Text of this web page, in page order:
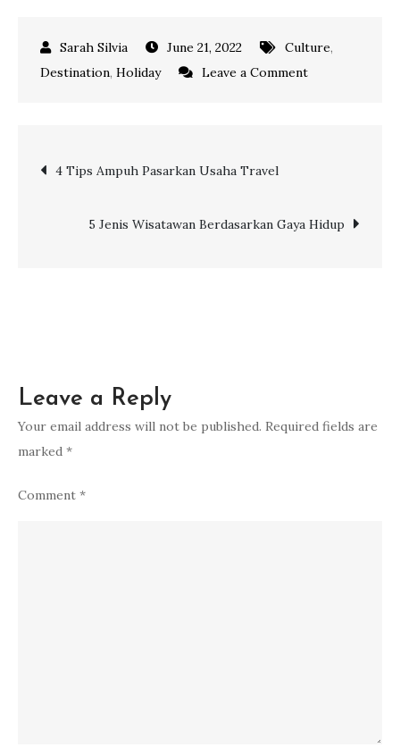
June 21, 2022 Culture,
Destination, Holiday Leave a Commenton
di
Post
navigation
4 Tips Ampuh Pasarkan Usaha Travel
5 Jenis Wisatawan Berdasarkan Gaya Hidup
Leave a Reply
Your email address will not be published. Required fields are
marked *
Comment *